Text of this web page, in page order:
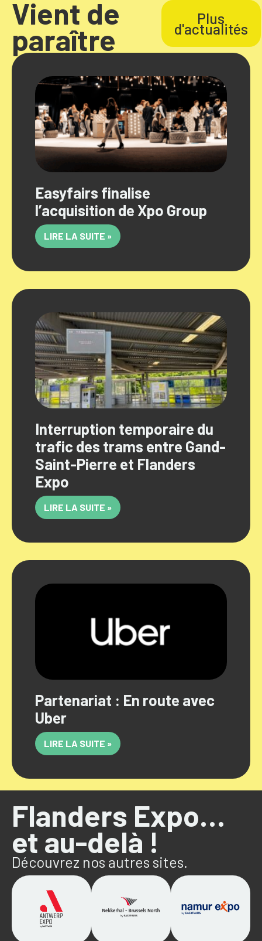
Vient de
paraître
Plus
d'actualités
Easyfairs finalise
l’acquisition de Xpo Group
LIRE LA SUITE »
Interruption temporaire du
trafic des trams entre Gand-
Saint-Pierre et Flanders
Expo
LIRE LA SUITE »
Partenariat : En route avec
Uber
LIRE LA SUITE »
Flanders Expo…
et au-delà !
Découvrez nos autres sites.